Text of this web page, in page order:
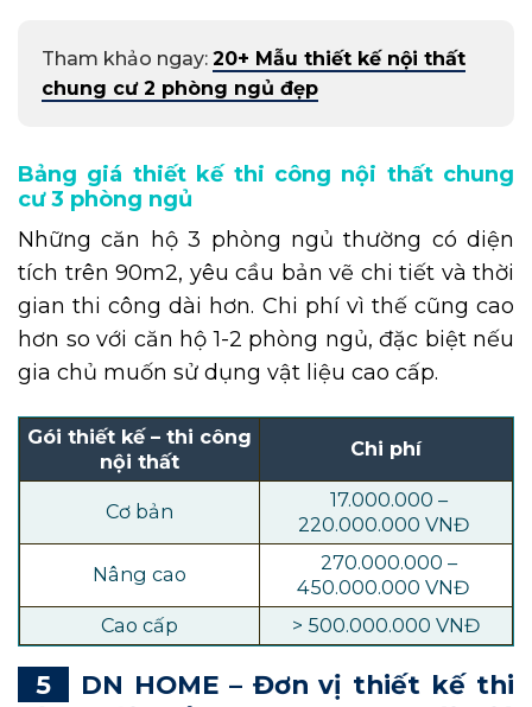
Tham khảo ngay: 20+ Mẫu thiết kế nội thất
chung cư 2 phòng ngủ đẹp
Bảng giá thiết kế thi công nội thất chung
cư 3 phòng ngủ
Những căn hộ 3 phòng ngủ thường có diện
tích trên 90m2, yêu cầu bản vẽ chi tiết và thời
gian thi công dài hơn. Chi phí vì thế cũng cao
hơn so với căn hộ 1-2 phòng ngủ, đặc biệt nếu
gia chủ muốn sử dụng vật liệu cao cấp.
Gói thiết kế – thi công
nội thất
Chi phí
Cơ bản
17.000.000 –
220.000.000 VNĐ
Nâng cao
270.000.000 –
450.000.000 VNĐ
Cao cấp
> 500.000.000 VNĐ
DN HOME – Đơn vị thiết kế thi